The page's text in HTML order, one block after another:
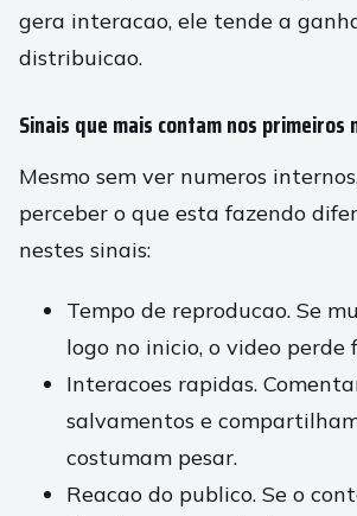
gera interacao, ele tende a
distribuicao.
Sinais que mais contam nos primeiros
Mesmo sem ver numeros
perceber o que esta fazendo
nestes sinais:
Tempo de reproducao. Se
logo no inicio, o video perde
Interacoes rapidas.
salvamentos e
costumam pesar.
Reacao do publico. Se o